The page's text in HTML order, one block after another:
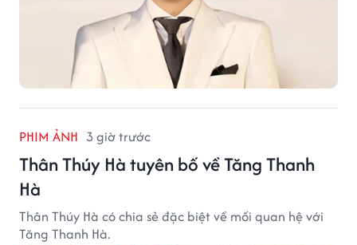
PHIM ẢNH 3 giờ trước
Thân Thúy Hà tuyên bố về Tăng Thanh
Hà
Thân Thúy Hà có chia sẻ đặc biệt về mối quan hệ với
Tăng Thanh Hà.